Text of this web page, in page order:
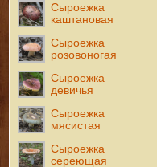
Сыроежка
каштановая
Сыроежка
розовоногая
Сыроежка
девичья
Сыроежка
мясистая
Сыроежка
сереющая